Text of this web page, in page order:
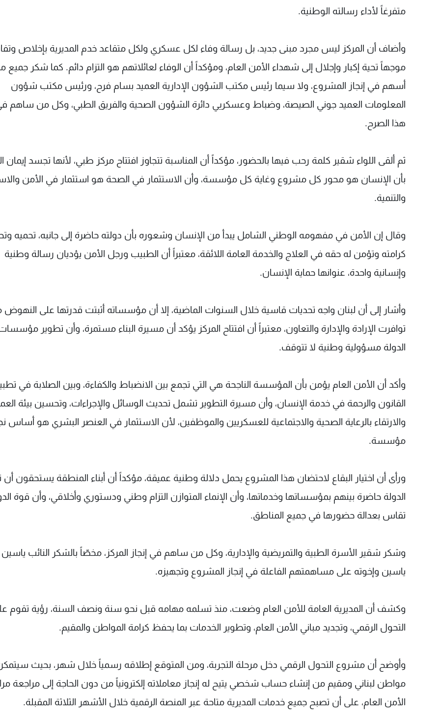
متفرغاً لأداء رسالته الوطنية.
وأضاف أن المركز ليس مجرد مبنى جديد، بل رسالة وفاء لكل عسكري ولكل متقاعد خدم المديرية بإخلاص
موجهاً تحية إكبار وإجلال إلى شهداء الأمن العام، ومؤكداً أن الوفاء لعائلاتهم هو التزام دائم. كما شكر جميع
أسهم في إنجاز المشروع، ولا سيما رئيس مكتب الشؤون الإدارية العميد بسام فرح، ورئيس مكتب شؤون
المعلومات العميد جوني الصيصة، وضباط وعسكريي دائرة الشؤون الصحية والفريق الطبي، وكل من ساهم في
هذا الصرح.
ثم ألقى اللواء شقير كلمة رحب فيها بالحضور، مؤكداً أن المناسبة تتجاوز افتتاح مركز طبي، لأنها تجسد إيمان
بأن الإنسان هو محور كل مشروع وغاية كل مؤسسة، وأن الاستثمار في الصحة هو استثمار في الأمن
والتنمية.
وقال إن الأمن في مفهومه الوطني الشامل يبدأ من الإنسان وشعوره بأن دولته حاضرة إلى جانبه، تحميه
كرامته وتؤمن له حقه في العلاج والخدمة العامة اللائقة، معتبراً أن الطبيب ورجل الأمن يؤديان رسالة وطنية
وإنسانية واحدة، عنوانها حماية الإنسان.
وأشار إلى أن لبنان واجه تحديات قاسية خلال السنوات الماضية، إلا أن مؤسساته أثبتت قدرتها على النهوض
توافرت الإرادة والإدارة والتعاون، معتبراً أن افتتاح المركز يؤكد أن مسيرة البناء مستمرة، وأن تطوير
الدولة مسؤولية وطنية لا تتوقف.
وأكد أن الأمن العام يؤمن بأن المؤسسة الناجحة هي التي تجمع بين الانضباط والكفاءة، وبين الصلابة في
القانون والرحمة في خدمة الإنسان، وأن مسيرة التطوير تشمل تحديث الوسائل والإجراءات، وتحسين بيئة
والارتقاء بالرعاية الصحية والاجتماعية للعسكريين والموظفين، لأن الاستثمار في العنصر البشري هو أساس
مؤسسة.
ورأى أن اختيار البقاع لاحتضان هذا المشروع يحمل دلالة وطنية عميقة، مؤكداً أن أبناء المنطقة يستحقون
الدولة حاضرة بينهم بمؤسساتها وخدماتها، وأن الإنماء المتوازن التزام وطني ودستوري وأخلاقي، وأن قوة
تقاس بعدالة حضورها في جميع المناطق.
وشكر شقير الأسرة الطبية والتمريضية والإدارية، وكل من ساهم في إنجاز المركز، مخصّاً بالشكر النائب ياسين
ياسين وإخوته على مساهمتهم الفاعلة في إنجاز المشروع وتجهيزه.
وكشف أن المديرية العامة للأمن العام وضعت، منذ تسلمه مهامه قبل نحو سنة ونصف السنة، رؤية تقوم
التحول الرقمي، وتجديد مباني الأمن العام، وتطوير الخدمات بما يحفظ كرامة المواطن والمقيم.
وأوضح أن مشروع التحول الرقمي دخل مرحلة التجربة، ومن المتوقع إطلاقه رسمياً خلال شهر، بحيث
مواطن لبناني ومقيم من إنشاء حساب شخصي يتيح له إنجاز معاملاته إلكترونياً من دون الحاجة إلى مراجعة
الأمن العام، على أن تصبح جميع خدمات المديرية متاحة عبر المنصة الرقمية خلال الأشهر الثلاثة المقبلة.